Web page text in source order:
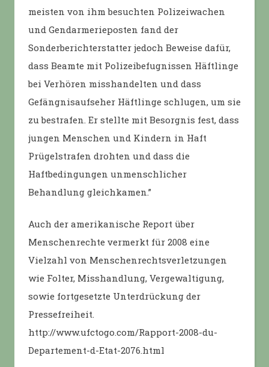
meisten von ihm besuchten Polizeiwachen
und Gendarmerieposten fand der
Sonderberichterstatter jedoch Beweise dafür,
dass Beamte mit Polizeibefugnissen Häftlinge
bei Verhören misshandelten und dass
Gefängnisaufseher Häftlinge schlugen, um sie
zu bestrafen. Er stellte mit Besorgnis fest, dass
jungen Menschen und Kindern in Haft
Prügelstrafen drohten und dass die
Haftbedingungen unmenschlicher
Behandlung gleichkamen.”
Auch der amerikanische Report über
Menschenrechte vermerkt für 2008 eine
Vielzahl von Menschenrechtsverletzungen
wie Folter, Misshandlung, Vergewaltigung,
sowie fortgesetzte Unterdrückung der
Pressefreiheit.
http://www.ufctogo.com/Rapport-2008-du-
Departement-d-Etat-2076.html